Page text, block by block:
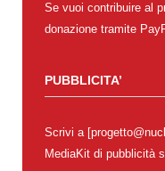
Se vuoi contribuire al
donazione tramite
PUBBLICITA’
Scrivi a
MediaKit di pubblicità